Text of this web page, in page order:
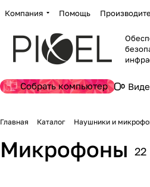
Компания Помощь
Собрать компьютер
Главная Каталог Наушники и
Микрофоны 22